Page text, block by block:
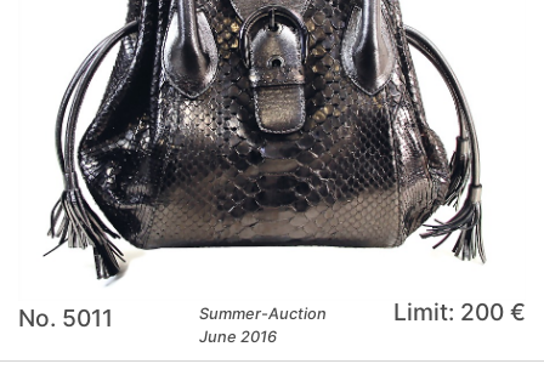
No. 5011
Summer-Auction
June 2016
Limit: 200 €